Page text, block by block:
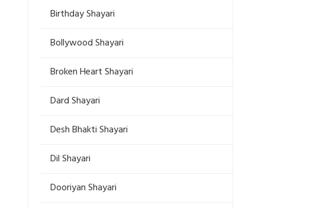
Birthday Shayari
Bollywood Shayari
Broken Heart Shayari
Dard Shayari
Desh Bhakti Shayari
Dil Shayari
Dooriyan Shayari